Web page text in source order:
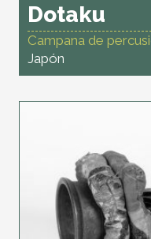
Dotaku
Campana de
Japón